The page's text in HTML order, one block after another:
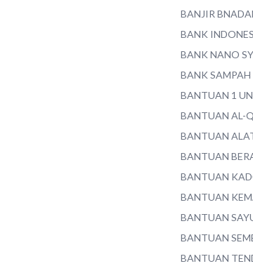
BANJIR
BANK
BANK NANO
BANK
BANTUAN 1
BANTUAN AL-
BANTUAN
BANTUAN
BANTUAN
BANTUAN
BANTUAN
BANTUAN
BANTUAN